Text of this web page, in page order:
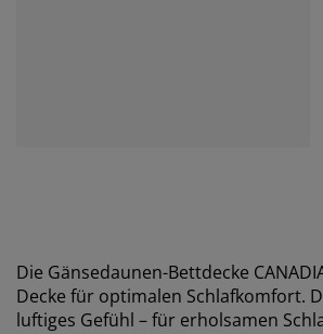
Die Gänsedaunen-Bettdecke
Decke für optimalen Schlafkomfort.
luftiges Gefühl – für erholsamen